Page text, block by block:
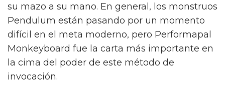
su mazo a su mano. En general, los monstruos
Pendulum están pasando por un momento
difícil en el meta moderno, pero Performapal
Monkeyboard fue la carta más importante en
la cima del poder de este método de
invocación.